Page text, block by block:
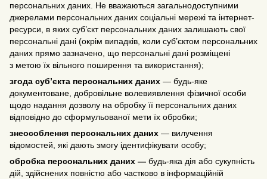
персональних даних. Не вважаються загальнодоступними
джерелами персональних даних соціальні мережі та інтернет-
ресурси, в яких суб’єкт персональних даних залишають свої
персональні дані (окрім випадків, коли суб’єктом персональних
даних прямо зазначено, що персональні дані розміщені
з метою їх вільного поширення та використання);
згода суб’єкта персональних даних — будь-яке
документоване, добровільне волевиявлення фізичної особи
щодо надання дозволу на обробку її персональних даних
відповідно до сформульованої мети їх обробки;
знеособлення персональних даних — вилучення
відомостей, які дають змогу ідентифікувати особу;
обробка персональних даних — будь-яка дія або сукупність
дій, здійснених повністю або частково в інформаційній